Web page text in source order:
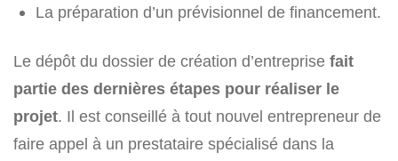
La préparation d’un prévisionnel de financement.
Le dépôt du dossier de création d’entreprise fait
partie des dernières étapes pour réaliser le
projet. Il est conseillé à tout nouvel entrepreneur de
faire appel à un prestataire spécialisé dans la